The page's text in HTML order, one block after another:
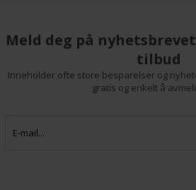
Meld deg på
tilbud
Inneholder ofte store besparelser og
gratis og enkelt å